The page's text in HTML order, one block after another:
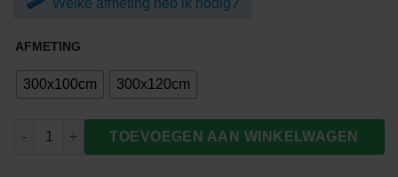
€62.00
Welke afmeting heb ik nodig?
AFMETING
300x100cm 300x120cm
Banier Luxemburg aantal
TOEVOEGEN AAN WINKELWAGEN